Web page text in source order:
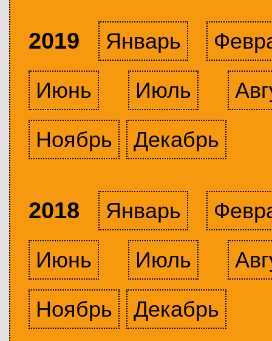
2019 Январь
Июнь
Июль
Ноябрь
Декабрь
2018 Январь
Июнь
Июль
Ноябрь
Декабрь